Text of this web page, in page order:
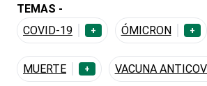
TEMAS -
COVID-19
+ ÓMICRON +
MUERTE + VACUNA